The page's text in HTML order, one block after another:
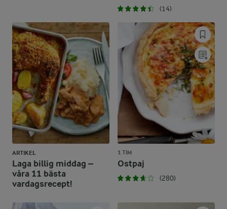
(14)
ARTIKEL
Laga billig middag –
våra 11 bästa
vardagsrecept!
1 TIM
Ostpaj
(280)